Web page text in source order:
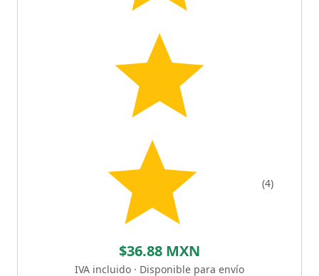
(4)
$36.88 MXN
IVA incluido · Disponible para envío